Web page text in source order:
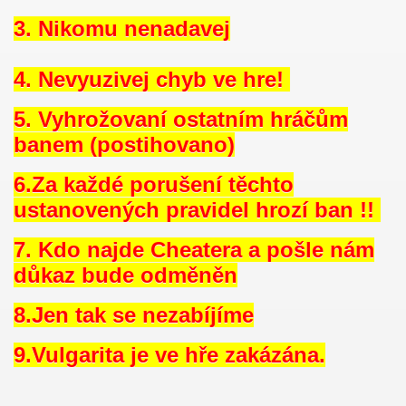
3. Nikomu nenadavej
4. Nevyuzivej chyb ve hre!
5. Vyhrožovaní ostatním hráčům
banem (postihovano)
6.Za každé porušení těchto
ustanovených pravidel hrozí ban !!
7. Kdo najde Cheatera a pošle nám
důkaz bude odměněn
8.Jen tak se nezabíjíme
9.Vulgarita je ve hře zakázána.